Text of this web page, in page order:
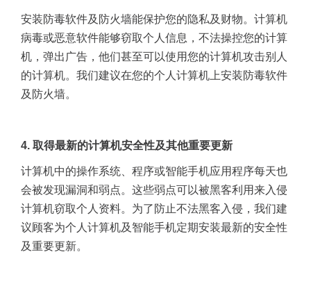
安装防毒软件及防火墙能保护您的隐私及财物。计算机
病毒或恶意软件能够窃取个人信息，不法操控您的计算
机，弹出广告，他们甚至可以使用您的计算机攻击别人
的计算机。我们建议在您的个人计算机上安装防毒软件
及防火墙。
4. 取得最新的计算机安全性及其他重要更新
计算机中的操作系统、程序或智能手机应用程序每天也
会被发现漏洞和弱点。这些弱点可以被黑客利用来入侵
计算机窃取个人资料。为了防止不法黑客入侵，我们建
议顾客为个人计算机及智能手机定期安装最新的安全性
及重要更新。